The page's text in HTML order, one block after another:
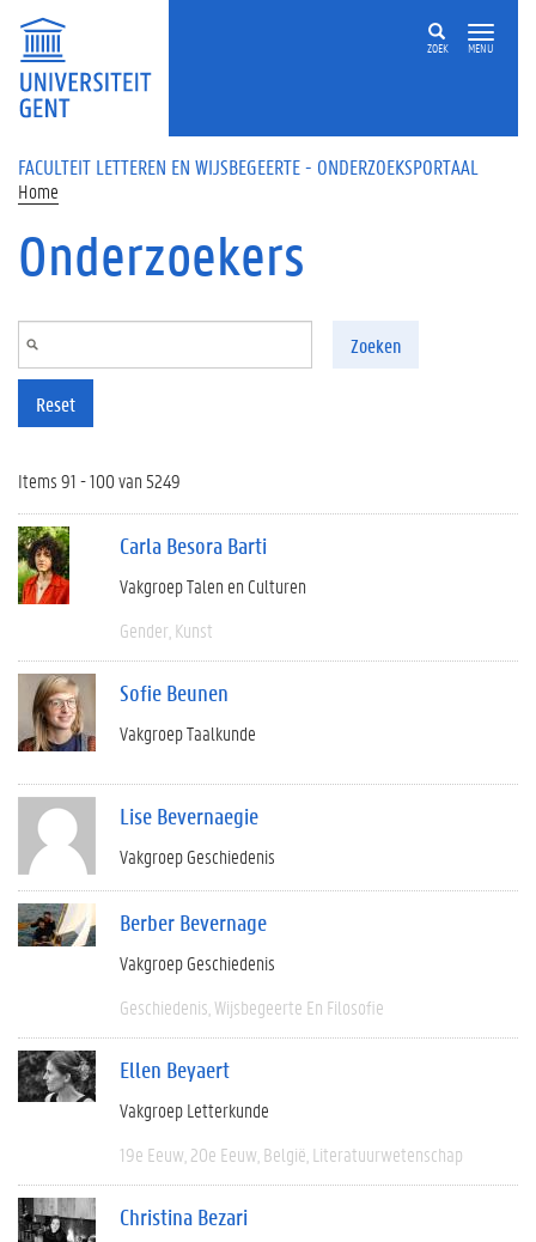
Overslaan en naar de inhoud gaan
ZOEK MENU
FACULTEIT LETTEREN EN WIJSBEGEERTE - ONDERZOEKSPORTAAL
Home
Onderzoekers
Zoeken
Reset
Items 91 - 100 van 5249
Carla Besora Barti
Vakgroep Talen en Culturen
Gender Kunst
Sofie Beunen
Vakgroep Taalkunde
Lise Bevernaegie
Vakgroep Geschiedenis
Berber Bevernage
Vakgroep Geschiedenis
Geschiedenis Wijsbegeerte En Filosofie
Ellen Beyaert
Vakgroep Letterkunde
19e Eeuw 20e Eeuw België Literatuurwetenschap
Christina Bezari